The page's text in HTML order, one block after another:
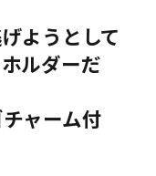
ようとして
ルダーだ
ャーム付